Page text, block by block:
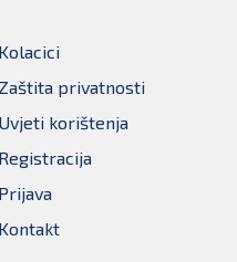
Kolacici
Zaštita privatnosti
Uvjeti korištenja
Registracija
Prijava
Kontakt